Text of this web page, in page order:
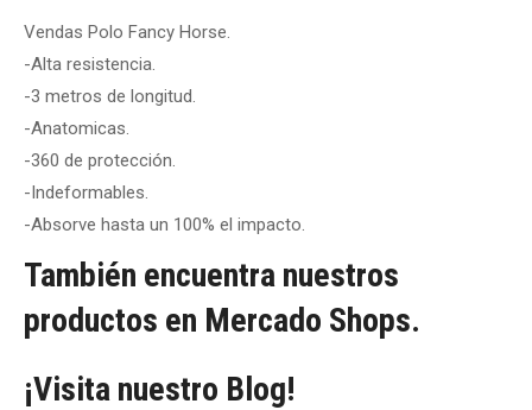
Vendas Polo Fancy Horse.
-Alta resistencia.
-3 metros de longitud.
-Anatomicas.
-360 de protección.
-Indeformables.
-Absorve hasta un 100% el impacto.
También encuentra nuestros
productos en Mercado Shops.
¡Visita nuestro Blog!